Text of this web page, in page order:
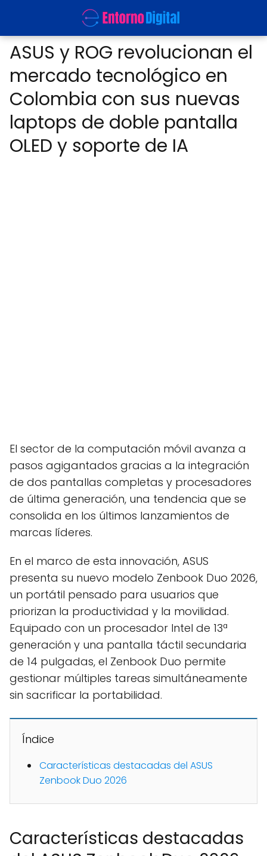
ASUS y ROG revolucionan el
mercado tecnológico en
Colombia con sus nuevas
laptops de doble pantalla
OLED y soporte de IA
El sector de la computación móvil avanza a
pasos agigantados gracias a la integración
de dos pantallas completas y procesadores
de última generación, una tendencia que se
consolida en los últimos lanzamientos de
marcas líderes.
En el marco de esta innovación, ASUS
presenta su nuevo modelo Zenbook Duo 2026,
un portátil pensado para usuarios que
priorizan la productividad y la movilidad.
Equipado con un procesador Intel de 13ª
generación y una pantalla táctil secundaria
de 14 pulgadas, el Zenbook Duo permite
gestionar múltiples tareas simultáneamente
sin sacrificar la portabilidad.
Índice
Características destacadas del ASUS
Zenbook Duo 2026
Características destacadas